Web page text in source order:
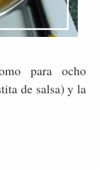
para ocho
de salsa) y la